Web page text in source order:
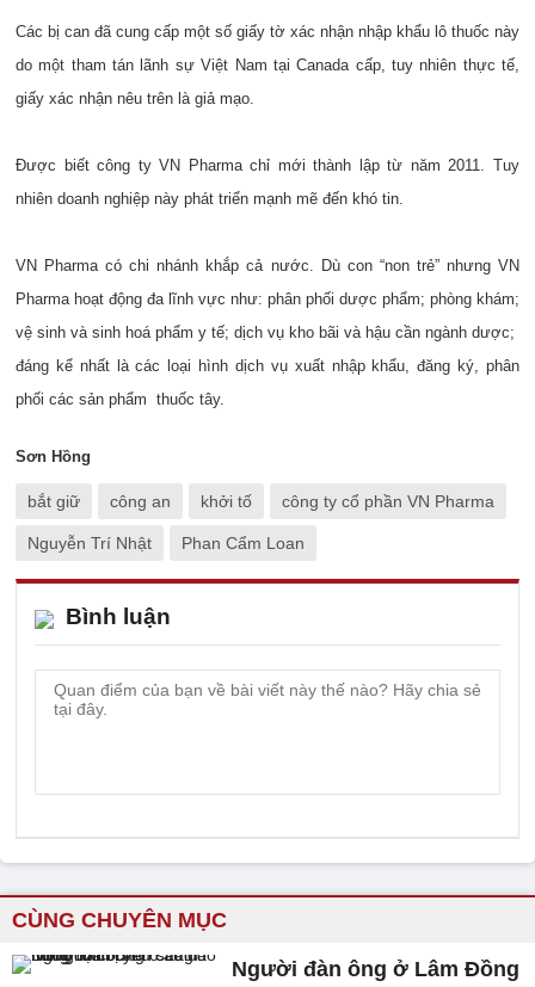
Các bị can đã cung cấp một số giấy tờ xác nhận nhập khẩu lô thuốc này
do một tham tán lãnh sự Việt Nam tại Canada cấp, tuy nhiên thực tế,
giấy xác nhận nêu trên là giả mạo.
Được biết công ty VN Pharma chỉ mới thành lập từ năm 2011. Tuy
nhiên doanh nghiệp này phát triển mạnh mẽ đến khó tin.
VN Pharma có chi nhánh khắp cả nước. Dù con “non trẻ” nhưng VN
Pharma hoạt động đa lĩnh vực như: phân phối dược phẩm; phòng khám;
vệ sinh và sinh hoá phẩm y tế; dịch vụ kho bãi và hậu cần ngành dược;
đáng kể nhất là các loại hình dịch vụ xuất nhập khẩu, đăng ký, phân
phối các sản phẩm thuốc tây.
Sơn Hồng
bắt giữ công an khởi tố công ty cổ phần VN Pharma
Nguyễn Trí Nhật Phan Cẩm Loan
Bình luận
CÙNG CHUYÊN MỤC
Người đàn ông ở Lâm Đồng